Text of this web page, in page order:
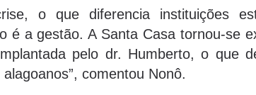
o que diferencia instituições
é a gestão. A Santa Casa tornou-se
pelo dr. Humberto, o que
comentou Nonô.